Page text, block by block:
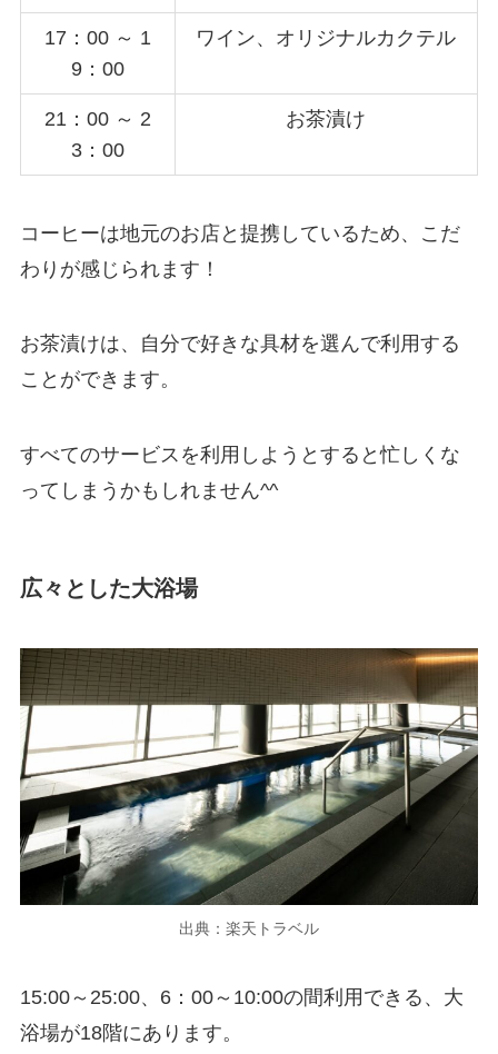
17：00 ～ 1
9：00
ワイン、オリジナルカクテル
21：00 ～ 2
3：00
お茶漬け
コーヒーは地元のお店と提携しているため、こだ
わりが感じられます！
お茶漬けは、自分で好きな具材を選んで利用する
ことができます。
すべてのサービスを利用しようとすると忙しくな
ってしまうかもしれません^^
広々とした大浴場
出典：楽天トラベル
15:00～25:00、6：00～10:00の間利用できる、大
浴場が18階にあります。